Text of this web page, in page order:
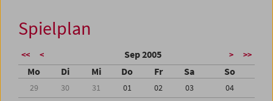
Spielplan
<< < Sep 2005 > >>
Mo Di Mi Do Fr Sa So
29 30 31 01 02 03
04